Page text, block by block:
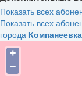
Показать всех
Показать всех
города Компанеевка
+
−